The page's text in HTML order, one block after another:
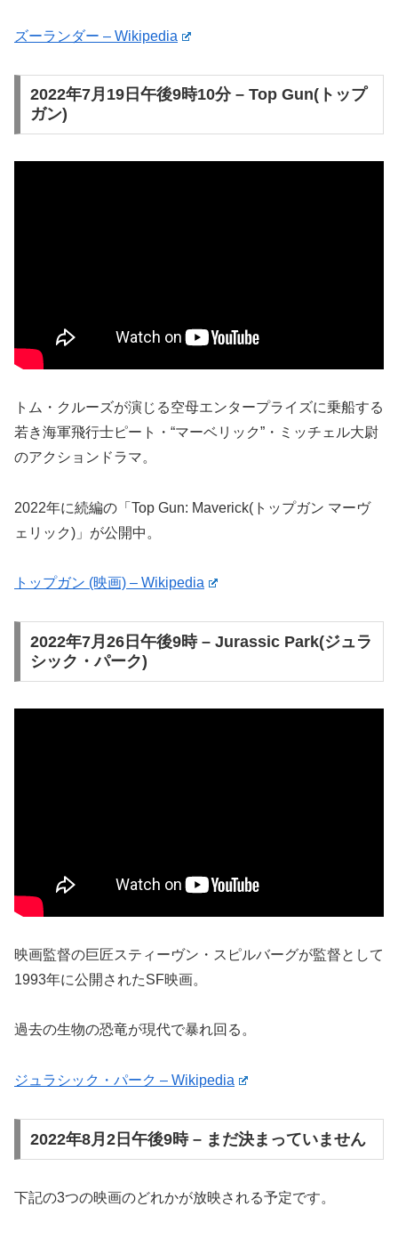
ズーランダー – Wikipedia
2022年7月19日午後9時10分 – Top Gun(トップ
ガン)
トム・クルーズが演じる空母エンタープライズに乗船する
若き海軍飛行士ピート・“マーベリック”・ミッチェル大尉
のアクションドラマ。
2022年に続編の「Top Gun: Maverick(トップガン マーヴ
ェリック)」が公開中。
トップガン (映画) – Wikipedia
2022年7月26日午後9時 – Jurassic Park(ジュラ
シック・パーク)
映画監督の巨匠スティーヴン・スピルバーグが監督として
1993年に公開されたSF映画。
過去の生物の恐竜が現代で暴れ回る。
ジュラシック・パーク – Wikipedia
2022年8月2日午後9時 – まだ決まっていません
下記の3つの映画のどれかが放映される予定です。